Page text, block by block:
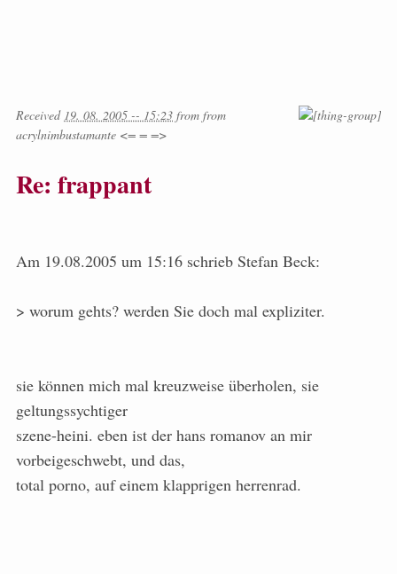
Received 19. 08. 2005 -- 15:23 from from
acrylnimbustamante <= = =>
Re: frappant
Am 19.08.2005 um 15:16 schrieb Stefan Beck:
> worum gehts? werden Sie doch mal expliziter.
sie können mich mal kreuzweise überholen, sie
geltungssychtiger
szene-heini. eben ist der hans romanov an mir
vorbeigeschwebt, und das,
total porno, auf einem klapprigen herrenrad.